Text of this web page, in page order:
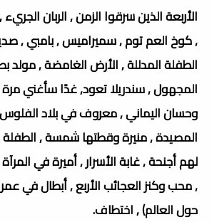
الأربعة الذين سرقوا الزمن , الربان
, كوخ العم توم , سميراميس , بامبي ,
الطفلة المدللة , الأرض الغامضة , مولد
المجهول , سندريلا تعود, غدًا سأغني مرة
وحسان اليماني , معروف في بلاد
المصيدة , منيرة وقطتها شمسة , الطفلة
لهم أجنحة , غابة الأسرار , أميرة في المرآة
, محب وكنز العجائب الأربع , أبطال في
حول العالم) , اختطاف.